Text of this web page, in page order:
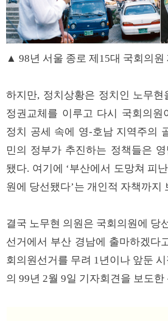
▲ 98년 서울 종로 제15대 국회의원
하지만, 정치상황은 정치인 노무현
정권교체를 이루고 다시 국회의원
정치 공세 속에 영-호남 지역주의
민의 정부가 추진하는 정책들은
됐다. 여기에 ‘부산에서 도망쳐 피
원에 당선됐다’는 개인적 자책까지
결국 노무현 의원은 국회의원에 당
선거에서 부산 경남에 출마하겠다
회의원선거를 무려 1년이나 앞둔
의 99년 2월 9일 기자회견을 보도한